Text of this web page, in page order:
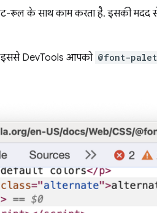
रूल के साथ काम करता है. इसकी मदद
इससे DevTools आपको @font-